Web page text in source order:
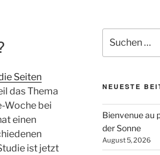
Seiten
das Thema
Woche bei
einen
ist jetzt
nach:
NEUESTE
Bienvenue au
der Sonne
August 5, 2026